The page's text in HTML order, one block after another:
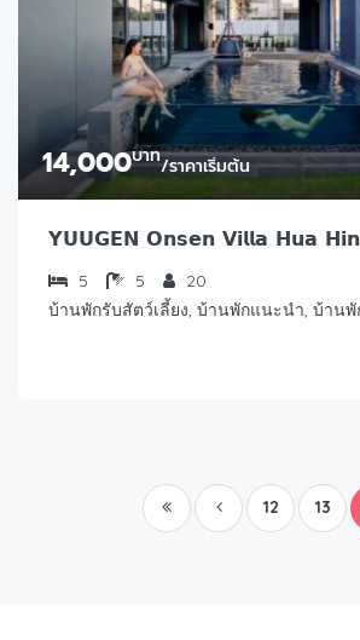
14,000บาท/ราคาเริ่มต้น
𝗬𝗨𝗨𝗚𝗘𝗡 𝗢𝗻𝘀𝗲𝗻 𝗩𝗶𝗹𝗹𝗮 𝗛𝘂𝗮 𝗛𝗶𝗻
5 5
20
บ้านพักรับสัตว์เลี้ยง, บ้านพักแนะนำ, บ้าน
12 13